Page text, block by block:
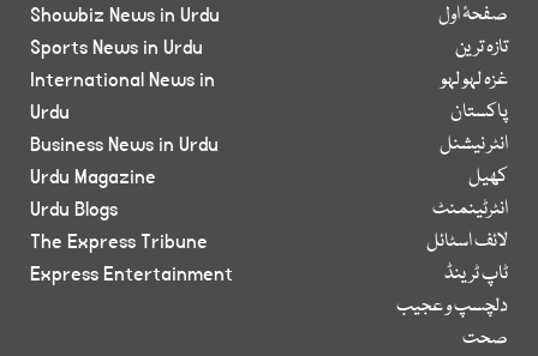
صفحۂ اول
تازہ ترین
غزہ لہو لہو
پاکستان
انٹر نیشنل
کھیل
انٹرٹینمنٹ
لائف اسٹائل
ٹاپ ٹرینڈ
دلچسپ و عجیب
صحت
Showbiz News in Urdu
Sports News in Urdu
International News in
Urdu
Business News in Urdu
Urdu Magazine
Urdu Blogs
The Express Tribune
Express Entertainment